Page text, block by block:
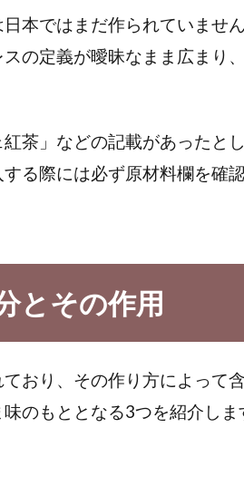
本ではまだ作られていません
の定義が曖昧なまま広まり
茶」などの記載があったと
る際には必ず原材料欄を確
とその作用
おり、その作り方によって
のもととなる3つを紹介しま